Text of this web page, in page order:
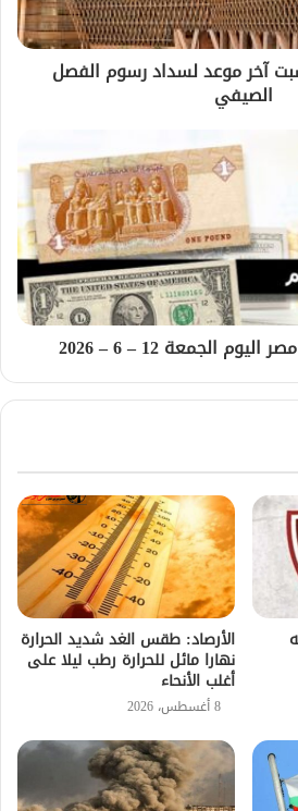
آخر موعد لسداد رسوم الفصل
الصيفي
الجمعة 12 – 6 – 2026
الأرصاد: طقس الغد شديد الحرارة
نهارا مائل للحرارة رطب ليلا على
أغلب الأنحاء
8 أغسطس، 2026